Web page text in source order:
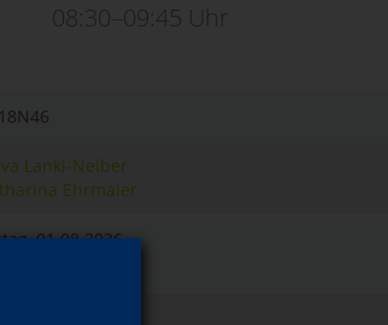
08:30–09:45 Uhr
Lankl-Neiber
Ehrmaier
01.08.2026